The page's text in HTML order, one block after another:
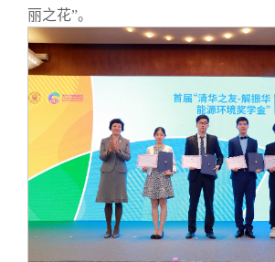
丽之花”。